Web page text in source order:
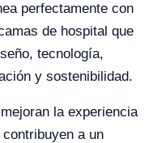
perfectamente con
de hospital que
tecnología,
y sostenibilidad.
la experiencia
a un